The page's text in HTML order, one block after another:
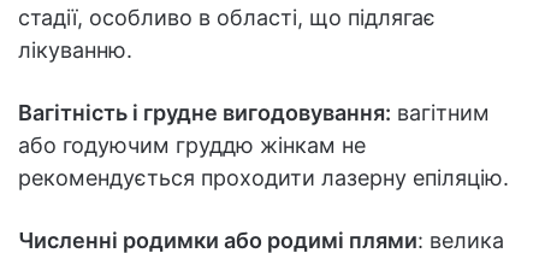
стадії, особливо в області, що підлягає
лікуванню.
Вагітність і грудне вигодовування: вагітним
або годуючим груддю жінкам не
рекомендується проходити лазерну епіляцію.
Численні родимки або родимі плями: велика